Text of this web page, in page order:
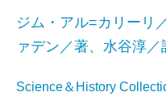
ジム・アル=カリーリ
ァデン／著、水谷淳／
Science＆History